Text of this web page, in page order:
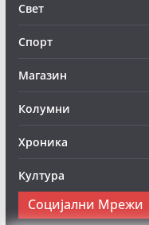
Свет
Спорт
Магазин
Колумни
Хроника
Култура
Социјални Мрежи